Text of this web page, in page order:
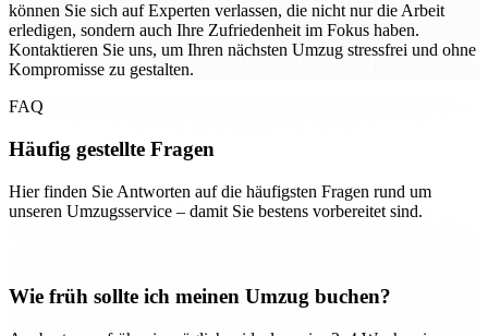
können Sie sich auf Experten verlassen, die nicht nur die Arbeit
erledigen, sondern auch Ihre Zufriedenheit im Fokus haben.
Kontaktieren Sie uns, um Ihren nächsten Umzug stressfrei und ohne
Kompromisse zu gestalten.
FAQ
Häufig gestellte Fragen
Hier finden Sie Antworten auf die häufigsten Fragen rund um
unseren Umzugsservice – damit Sie bestens vorbereitet sind.
Wie früh sollte ich meinen Umzug buchen?